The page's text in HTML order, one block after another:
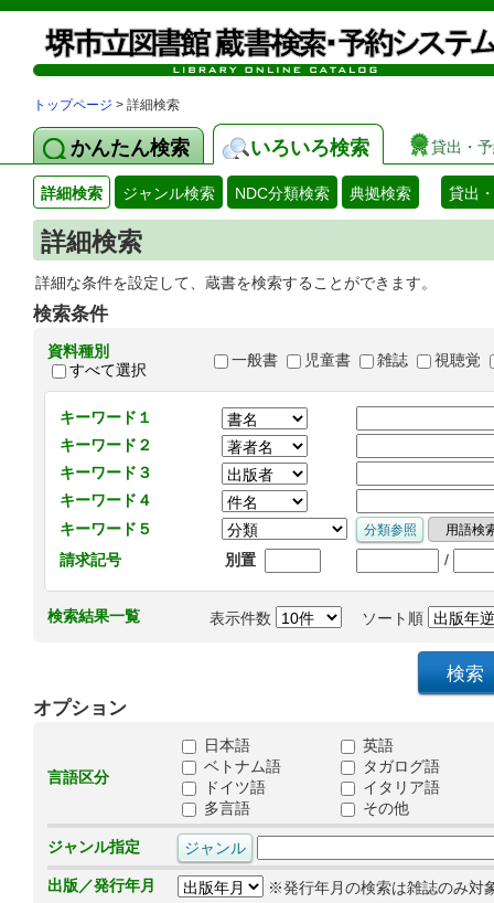
トップページ > 詳細検索
かんたん検索 いろいろ検索 貸出・
詳細検索 ジャンル検索 NDC分類検索 典拠検索 貸出
詳細検索
詳細な条件を設定して、蔵書を検索することができます。
検索条件
資料種別
すべて選択
一般書 児童書 雑誌 視聴覚
キーワード１
キーワード２
キーワード３
キーワード４
キーワード５
請求記号
別置 /
検索結果一覧 表示件数 ソート順
オプション
言語区分
日本語
英語
ベトナム語
タガログ語
ドイツ語
イタリア語
多言語
その他
ジャンル指定
出版／発行年月
※発行年月の検索は雑誌のみ対